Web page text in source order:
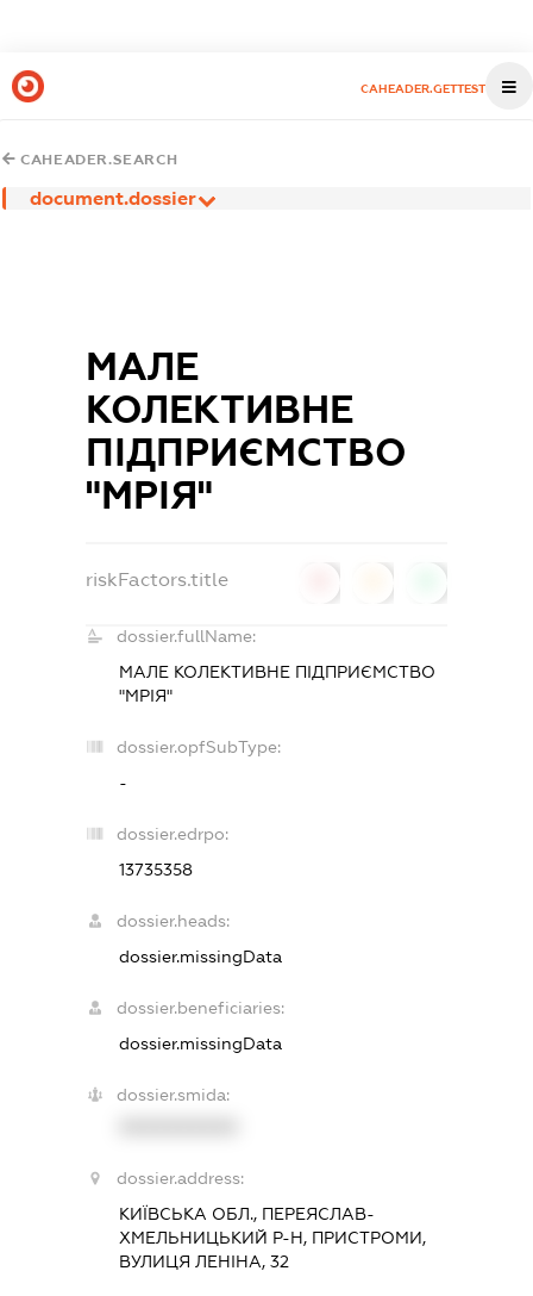
CAHEADER.GETTEST
CAHEADER.SEARCH
document.dossier
МАЛЕ
КОЛЕКТИВНЕ
ПІДПРИЄМСТВО
"МРІЯ"
riskFactors.title
dossier.fullName:
МАЛЕ КОЛЕКТИВНЕ ПІДПРИЄМСТВО
"МРІЯ"
dossier.opfSubType:
-
dossier.edrpo:
13735358
dossier.heads:
dossier.missingData
dossier.beneficiaries:
dossier.missingData
dossier.smida:
dossier.address:
КИЇВСЬКА ОБЛ., ПЕРЕЯСЛАВ-
ХМЕЛЬНИЦЬКИЙ Р-Н, ПРИСТРОМИ,
ВУЛИЦЯ ЛЕНІНА, 32